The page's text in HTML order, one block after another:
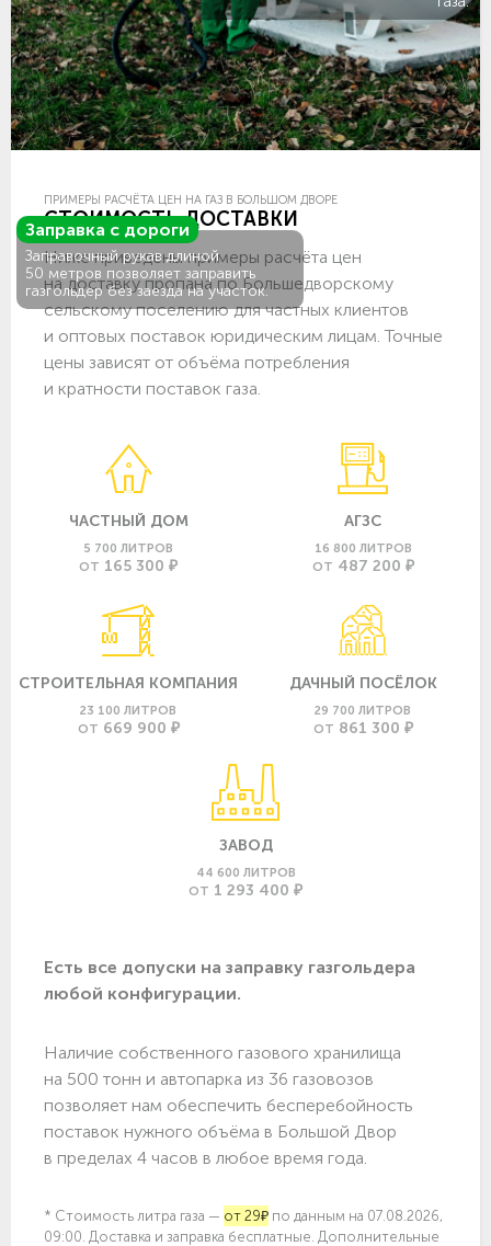
Заправка с дороги
Заправочный рукав длиной
50 метров позволяет заправить
газгольдер без заезда на участок.
ПРИМЕРЫ РАСЧЁТА ЦЕН НА ГАЗ В БОЛЬШОМ ДВОРЕ
СТОИМОСТЬ ДОСТАВКИ
Ниже приведены примеры расчёта цен
на доставку пропана по Большедворскому
сельскому поселению для частных клиентов
и оптовых поставок юридическим лицам. Точные
цены зависят от объёма потребления
и кратности поставок газа.
ЧАСТНЫЙ ДОМ
5 700 ЛИТРОВ
ОТ 165 300 ₽
АГЗС
16 800 ЛИТРОВ
ОТ 487 200 ₽
СТРОИТЕЛЬНАЯ КОМПАНИЯ
23 100 ЛИТРОВ
ОТ 669 900 ₽
ДАЧНЫЙ ПОСЁЛОК
29 700 ЛИТРОВ
ОТ 861 300 ₽
ЗАВОД
44 600 ЛИТРОВ
ОТ 1 293 400 ₽
Есть все допуски нa заправку газгольдера
любой конфигурации.
Наличие собственного газового хранилища
на 500 тонн и автопарка из 36 газовозов
позволяет нам обеспечить бесперебойность
поставок нужного объёма в Большой Двор
в пределах 4 часов в любое время года.
* Стоимость литра газа — от 29₽ по данным на 07.08.2026,
09:00. Доставка и заправка бесплатные. Дополнительные